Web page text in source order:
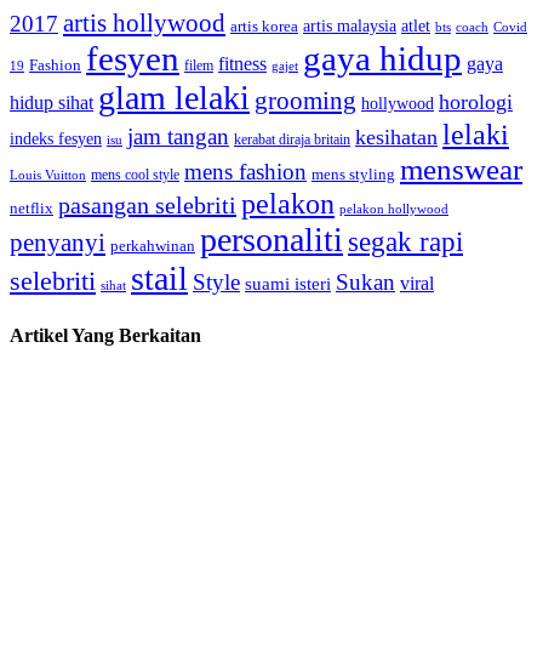
2017 artis hollywood artis korea artis malaysia atlet bts coach Covid
19 Fashion fesyen filem fitness gajet gaya hidup gaya
hidup sihat glam lelaki grooming hollywood horologi
indeks fesyen isu jam tangan kerabat diraja britain kesihatan lelaki
Louis Vuitton mens cool style mens fashion mens styling menswear
netflix pasangan selebriti pelakon pelakon hollywood
penyanyi perkahwinan personalitisegak rapi
selebriti sihat stail Style suami isteri Sukan viral
Artikel Yang Berkaitan